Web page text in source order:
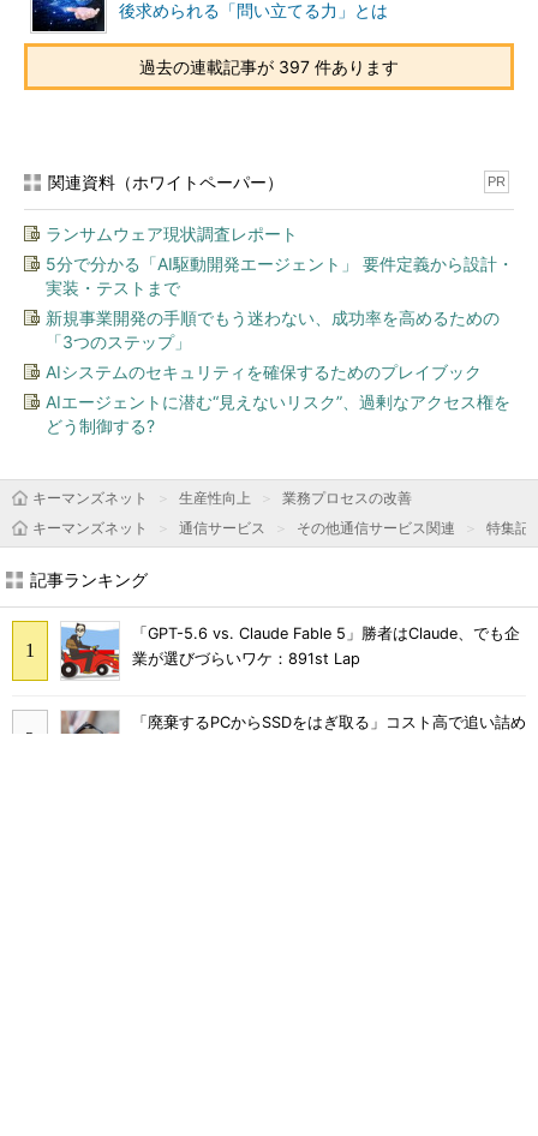
後求められる「問い立てる力」とは
過去の連載記事が 397 件あります
関連資料（ホワイトペーパー） PR
ランサムウェア現状調査レポート
5分で分かる「AI駆動開発エージェント」 要件定義から設計・
実装・テストまで
新規事業開発の手順でもう迷わない、成功率を高めるための
「3つのステップ」
AIシステムのセキュリティを確保するためのプレイブック
AIエージェントに潜む“見えないリスク”、過剰なアクセス権を
どう制御する?
キーマンズネット 生産性向上
業務プロセスの改善
キーマンズネット
通信サービス その他通信サービス関連 特集記
記事ランキング
「GPT-5.6 vs. Claude Fable 5」勝者はClaude、でも企
業が選びづらいワケ：891st Lap
「廃棄するPCからSSDをはぎ取る」コスト高で追い詰め